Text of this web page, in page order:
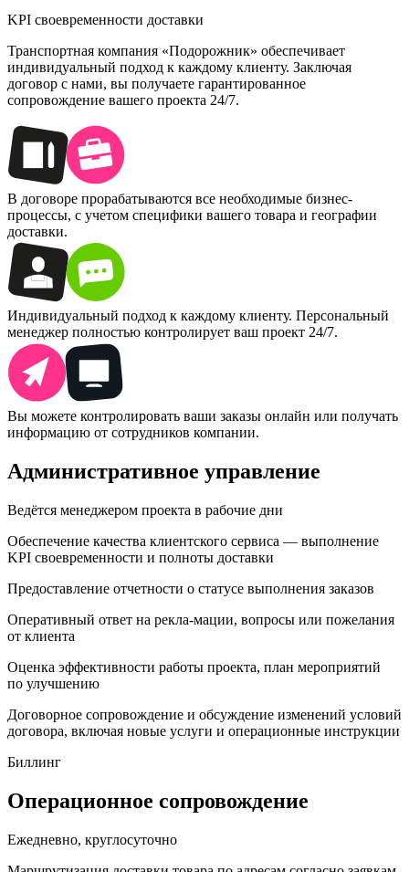
KPI своевременности доставки
Транспортная компания «Подорожник» обеспечивает
индивидуальный подход к каждому клиенту. Заключая
договор с нами, вы получаете гарантированное
сопровождение вашего проекта 24/7.
В договоре прорабатываются все необходимые бизнес-
процессы, с учетом специфики вашего товара и географии
доставки.
Индивидуальный подход к каждому клиенту. Персональный
менеджер полностью контролирует ваш проект 24/7.
Вы можете контролировать ваши заказы онлайн или получать
информацию от сотрудников компании.
Административное управление
Ведётся менеджером проекта в рабочие дни
Обеспечение качества клиентского сервиса — выполнение
KPI своевременности и полноты доставки
Предоставление отчетности о статусе выполнения заказов
Оперативный ответ на рекла-мации, вопросы или пожелания
от клиента
Оценка эффективности работы проекта, план мероприятий
по улучшению
Договорное сопровождение и обсуждение изменений условий
договора, включая новые услуги и операционные инструкции
Биллинг
Операционное сопровождение
Ежедневно, круглосуточно